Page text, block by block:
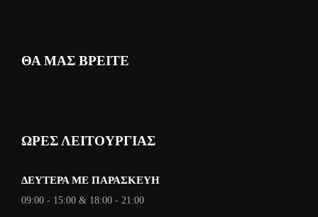
ΘΑ ΜΑΣ ΒΡΕΙΤΕ
ΩΡΕΣ ΛΕΙΤΟΥΡΓΙΑΣ
ΔΕΥΤΈΡΑ ΜΕ ΠΑΡΑΣΚΕΥΉ
09:00 - 15:00 & 18:00 - 21:00